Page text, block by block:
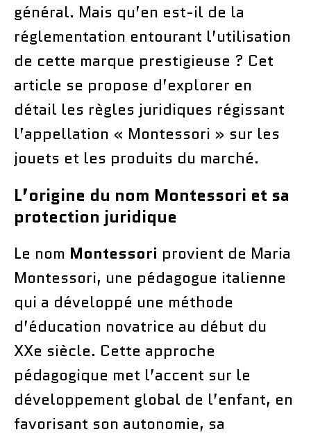
général. Mais qu’en est-il de la
réglementation entourant l’utilisation
de cette marque prestigieuse ? Cet
article se propose d’explorer en
détail les règles juridiques régissant
l’appellation « Montessori » sur les
jouets et les produits du marché.
L’origine du nom Montessori et sa
protection juridique
Le nom Montessori provient de Maria
Montessori, une pédagogue italienne
qui a développé une méthode
d’éducation novatrice au début du
XXe siècle. Cette approche
pédagogique met l’accent sur le
développement global de l’enfant, en
favorisant son autonomie, sa